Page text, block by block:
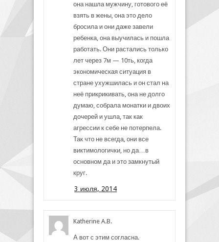
она нашла мужчину, готового её
взять в жены, она это дело
бросила и они даже завели
ребенка, она выучилась и пошла
работать. Они растались только
лет через 7м — 10ть, когда
экономическая ситуация в
стране ухужшилась и он стал на
неё прикрикивать, она не долго
думаю, собрала монатки и двоих
дочерей и ушла, так как
агрессии к себе не потерпела.
Так что не всегда, они все
виктимологички, но да…в
основном да и это замкнутый
круг.
3 июля, 2014
Katherine A.B.
А вот с этим согласна.